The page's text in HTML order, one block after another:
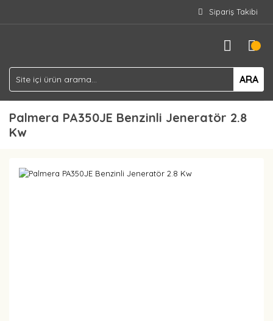
Sipariş Takibi
ARA
Palmera PA350JE Benzinli Jeneratör 2.8
Kw